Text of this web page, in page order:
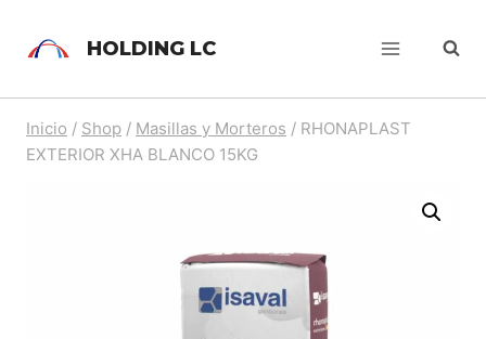
HOLDING LC
Inicio / Shop / Masillas y Morteros / RHONAPLAST
EXTERIOR XHA BLANCO 15KG